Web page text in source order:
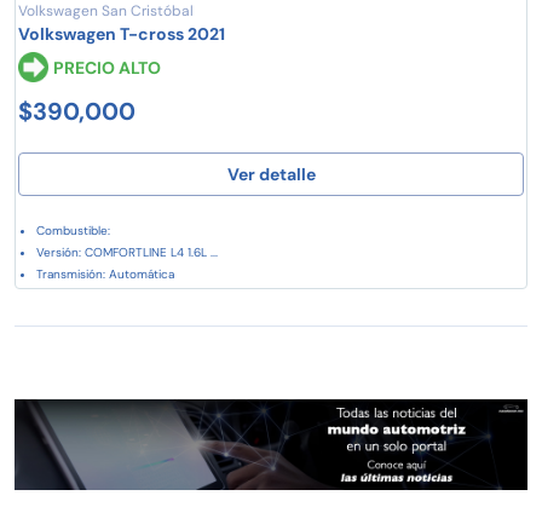
Volkswagen San Cristóbal
Volkswagen T-cross 2021
PRECIO ALTO
$390,000
Ver detalle
Combustible:
Versión: COMFORTLINE L4 1.6L ...
Transmisión: Automática